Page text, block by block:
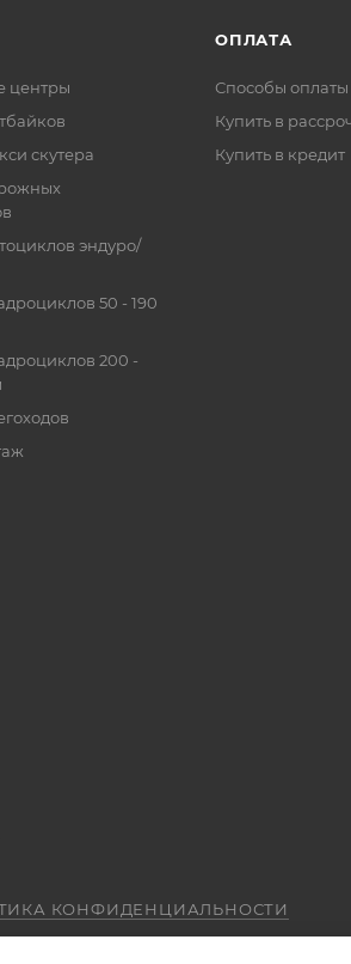
центры
скутера
эндуро/
50 - 190
200 -
ОПЛАТА
Способы оплаты
Купить в
Купить в кредит
КОНФИДЕНЦИАЛЬНОСТИ